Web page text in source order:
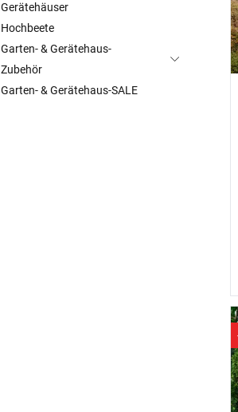
Gerätehäuser
Hochbeete
Garten- & Gerätehaus-
Zubehör
Garten- & Gerätehaus-SALE